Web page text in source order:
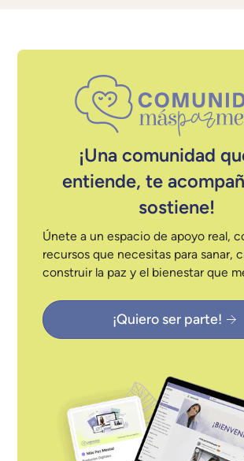
¡Una comunidad
entiende, te
sostiene!
Únete a un espacio de apoyo real,
recursos que necesitas para sanar,
construir la paz y el bienestar que
¡Quiero ser parte!